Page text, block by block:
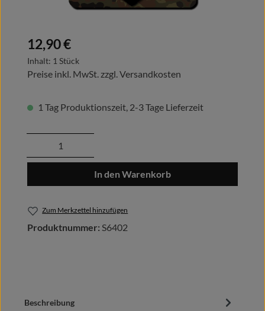
Regulärer Preis:
12,90 €
Inhalt: 1 Stück
Preise inkl. MwSt. zzgl. Versandkosten
1 Tag Produktionszeit, 2-3 Tage Lieferzeit
Produkt Anzahl: Gib den gewünschten
In den Warenkorb
Zum Merkzettel hinzufügen
Produktnummer: S6402
Beschreibung